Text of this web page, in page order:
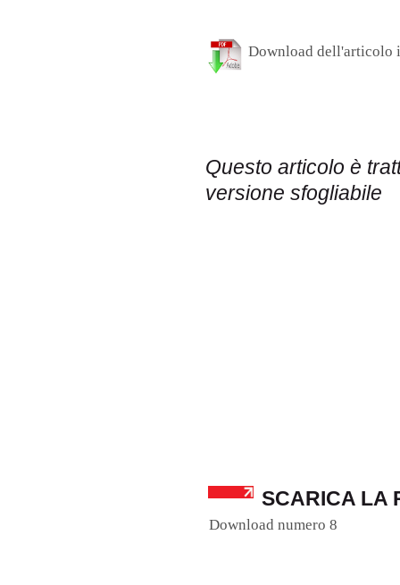
Download dell'articolo
Questo articolo è
versione sfogliabile
SCARICA LA
Download numero 8